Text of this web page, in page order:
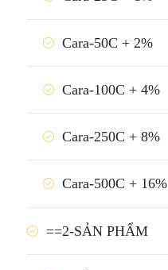
Cara-50C + 2%
Cara-100C + 4%
Cara-250C + 8%
Cara-500C + 16%
==2-SẢN PHẨM